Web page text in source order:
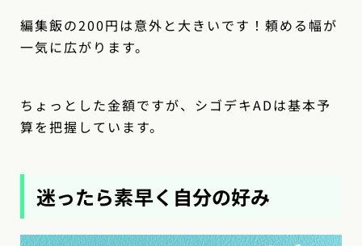
編集飯の200円は意外と大きいです！頼める幅が
一気に広がります。
ちょっとした金額ですが、シゴデキADは基本予
算を把握しています。
迷ったら素早く自分の好み